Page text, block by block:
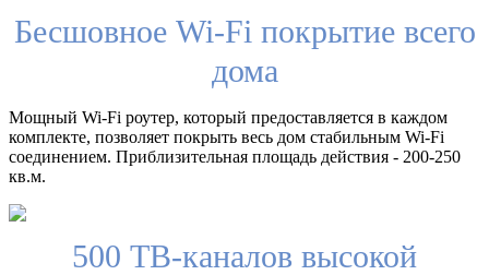
Бесшовное Wi-Fi покрытие всего
дома
Мощный Wi-Fi роутер, который предоставляется в каждом
комплекте, позволяет покрыть весь дом стабильным Wi-Fi
соединением. Приблизительная площадь действия - 200-250
кв.м.
500 ТВ-каналов высокой